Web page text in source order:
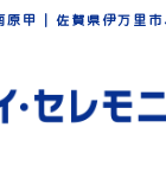
甲 | 佐賀県伊万里市